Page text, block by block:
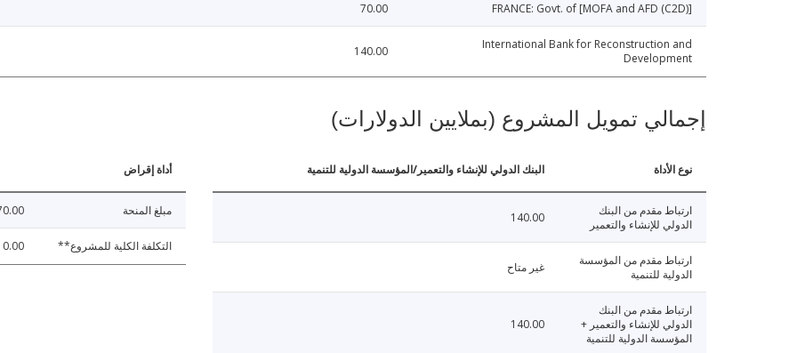
FRANCE: Govt. of [MOFA and AFD (C2D)]
70.00
International Bank for Reconstruction and
Development
140.00
إجمالي تمويل المشروع (بملايين الدولارات)
نوع الأداة البنك الدولي للإنشاء والتعمير/المؤسسة الدولية للتنمية
ارتباط مقدم من البنك
الدولي للإنشاء والتعمير
140.00
ارتباط مقدم من المؤسسة
الدولية للتنمية
غير متاح
ارتباط مقدم من البنك
الدولي للإنشاء والتعمير +
المؤسسة الدولية للتنمية
140.00
أداة إقراض
مبلغ المنحة
التكلفة الكلية للمشروع**